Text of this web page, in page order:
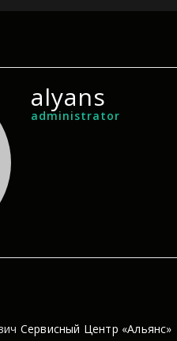
alyans
administrator
Сервисный Центр «Альянс»